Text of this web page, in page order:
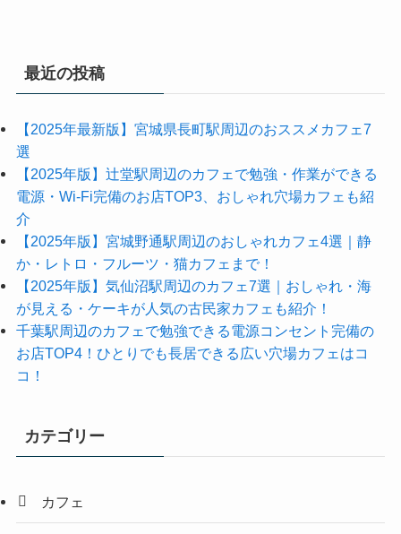
最近の投稿
【2025年最新版】宮城県長町駅周辺のおススメカフェ7
選
【2025年版】辻堂駅周辺のカフェで勉強・作業ができる
電源・Wi-Fi完備のお店TOP3、おしゃれ穴場カフェも紹
介
【2025年版】宮城野通駅周辺のおしゃれカフェ4選｜静
か・レトロ・フルーツ・猫カフェまで！
【2025年版】気仙沼駅周辺のカフェ7選｜おしゃれ・海
が見える・ケーキが人気の古民家カフェも紹介！
千葉駅周辺のカフェで勉強できる電源コンセント完備の
お店TOP4！ひとりでも長居できる広い穴場カフェはコ
コ！
カテゴリー
カフェ